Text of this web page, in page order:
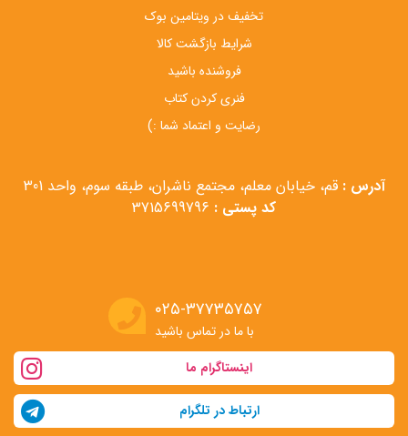
تخفیف در ویتامین بوک
شرایط بازگشت کالا
فروشنده باشید
فنری کردن کتاب
رضایت و اعتماد شما :)
آدرس : قم، خیابان معلم، مجتمع ناشران، طبقه سوم، واحد 301
کد پستی :
۰۲۵-۳۷۷۳۵۷۵۷
با ما در تماس باشید
اینستاگرام ما
ارتباط در تلگرام